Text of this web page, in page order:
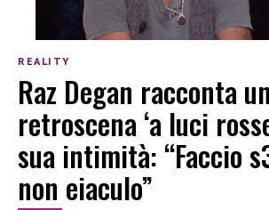
REALITY
Raz Degan racconta un
retroscena ‘a luci
sua intimità: “Faccio
non eiaculo”